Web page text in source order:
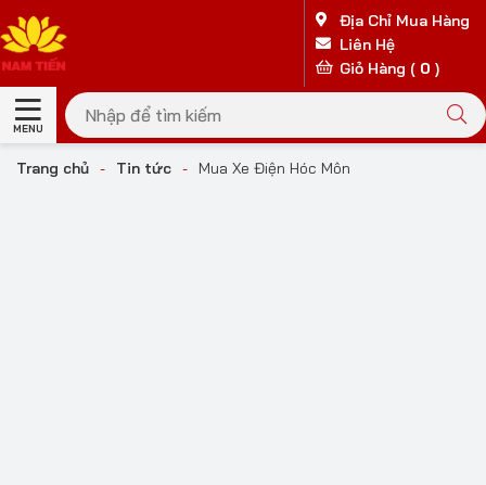
Địa Chỉ Mua Hàng
Liên Hệ
Giỏ Hàng ( 0 )
MENU
Trang chủ - Tin tức - Mua Xe Điện Hóc Môn